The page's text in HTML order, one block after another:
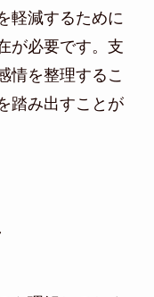
軽減するために
が必要です。支
情を整理するこ
踏み出すことが